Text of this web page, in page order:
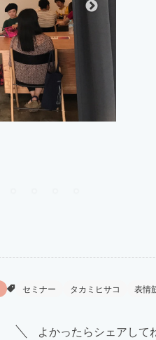
セミナー タカミヒサコ 表情
よかったらシェアして